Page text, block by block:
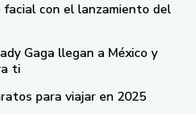
facial con el lanzamiento del
Gaga llegan a México y
ti
para viajar en 2025